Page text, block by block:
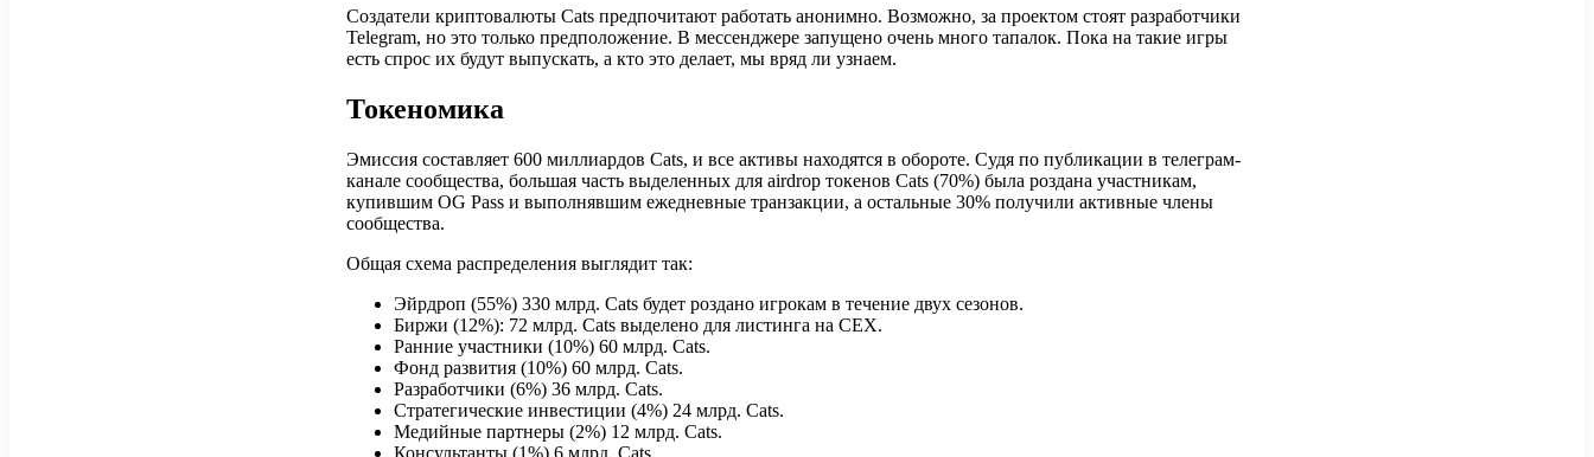
Создатели криптовалюты Cats предпочитают работать анонимно. Возможно, за проектом стоят разработчики
Telegram, но это только предположение. В мессенджере запущено очень много тапалок. Пока на такие игры
есть спрос их будут выпускать, а кто это делает, мы вряд ли узнаем.
Токеномика
Эмиссия составляет 600 миллиардов Cats, и все активы находятся в обороте. Судя по публикации в телеграм-
канале сообщества, большая часть выделенных для airdrop токенов Cats (70%) была роздана участникам,
купившим OG Pass и выполнявшим ежедневные транзакции, а остальные 30% получили активные члены
сообщества.
Общая схема распределения выглядит так:
Эйрдроп (55%) 330 млрд. Cats будет роздано игрокам в течение двух сезонов.
Биржи (12%): 72 млрд. Cats выделено для листинга на CEX.
Ранние участники (10%) 60 млрд. Cats.
Фонд развития (10%) 60 млрд. Cats.
Разработчики (6%) 36 млрд. Cats.
Стратегические инвестиции (4%) 24 млрд. Cats.
Медийные партнеры (2%) 12 млрд. Cats.